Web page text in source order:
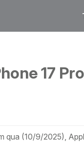
17
qua (10/9/2025),